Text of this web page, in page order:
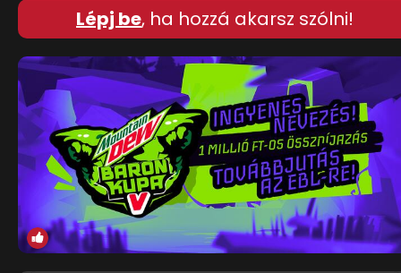
Lépj be, ha hozzá akarsz szólni!